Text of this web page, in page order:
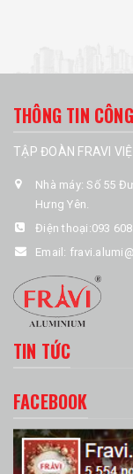
THÔNG TIN
TẬP ĐOÀN FRAVI
Nhà máy: Số 55
Hưng Yên.
Điện thoại:093
Email:
TIN TỨC
FACEBOOK